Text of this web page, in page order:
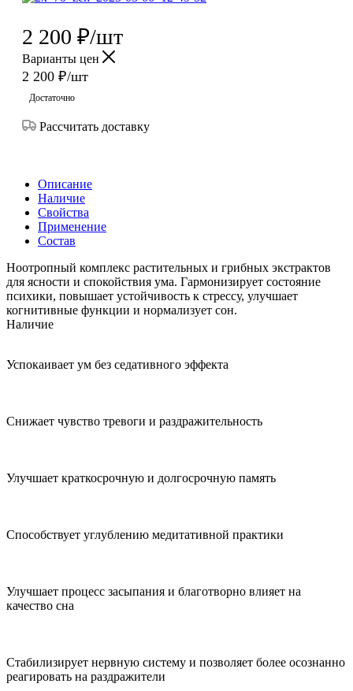
2 200 ₽/шт
Варианты цен
2 200 ₽/шт
Достаточно
Рассчитать доставку
Описание
Наличие
Свойства
Применение
Состав
Ноотропный комплекс растительных и грибных экстрактов
для ясности и спокойствия ума. Гармонизирует состояние
психики, повышает устойчивость к стрессу, улучшает
когнитивные функции и нормализует сон.
Наличие
Успокаивает ум без седативного эффекта
Снижает чувство тревоги и раздражительность
Улучшает краткосрочную и долгосрочную память
Способствует углублению медитативной практики
Улучшает процесс засыпания и благотворно влияет на
качество сна
Стабилизирует нервную систему и позволяет более осознанно
реагировать на раздражители